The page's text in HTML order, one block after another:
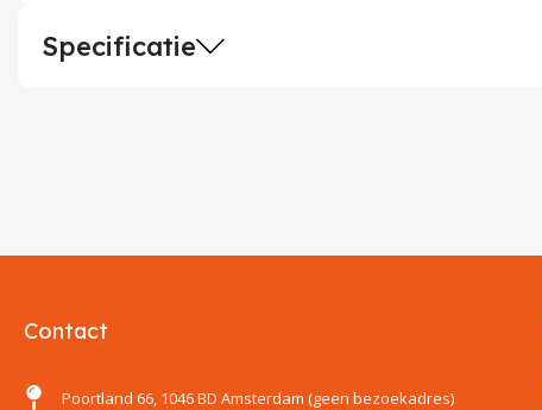
Specificatie
Contact
Poortland 66, 1046 BD Amsterdam (geen bezoekadres)